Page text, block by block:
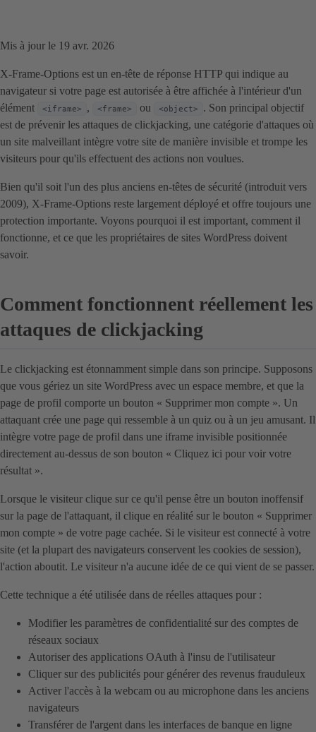
Mis à jour le 19 avr. 2026
X-Frame-Options est un en-tête de réponse HTTP qui indique au
navigateur si votre page est autorisée à être affichée à l'intérieur d'un
élément
<iframe> , <frame> ou <object>
. Son principal objectif
est de prévenir les attaques de clickjacking, une catégorie d'attaques où
un site malveillant intègre votre site de manière invisible et trompe les
visiteurs pour qu'ils effectuent des actions non voulues.
Bien qu'il soit l'un des plus anciens en-têtes de sécurité (introduit vers
2009), X-Frame-Options reste largement déployé et offre toujours une
protection importante. Voyons pourquoi il est important, comment il
fonctionne, et ce que les propriétaires de sites WordPress doivent
savoir.
Comment fonctionnent réellement les
attaques de clickjacking
Le clickjacking est étonnamment simple dans son principe. Supposons
que vous gériez un site WordPress avec un espace membre, et que la
page de profil comporte un bouton « Supprimer mon compte ». Un
attaquant crée une page qui ressemble à un quiz ou à un jeu amusant. Il
intègre votre page de profil dans une iframe invisible positionnée
directement au-dessus de son bouton « Cliquez ici pour voir votre
résultat ».
Lorsque le visiteur clique sur ce qu'il pense être un bouton inoffensif
sur la page de l'attaquant, il clique en réalité sur le bouton « Supprimer
mon compte » de votre page cachée. Si le visiteur est connecté à votre
site (et la plupart des navigateurs conservent les cookies de session),
l'action aboutit. Le visiteur n'a aucune idée de ce qui vient de se passer.
Cette technique a été utilisée dans de réelles attaques pour :
Modifier les paramètres de confidentialité sur des comptes de
réseaux sociaux
Autoriser des applications OAuth à l'insu de l'utilisateur
Cliquer sur des publicités pour générer des revenus frauduleux
Activer l'accès à la webcam ou au microphone dans les anciens
navigateurs
Transférer de l'argent dans les interfaces de banque en ligne